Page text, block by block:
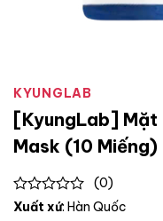
KYUNGLAB
[KyungLab] Mặt
Mask (10
0
(0)
Xuất xứ: Hàn Quốc